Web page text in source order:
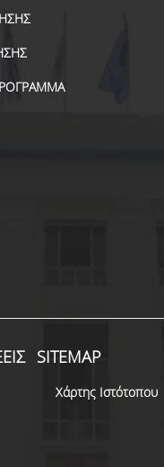
SITEMAP
Χάρτης Ιστότοπου